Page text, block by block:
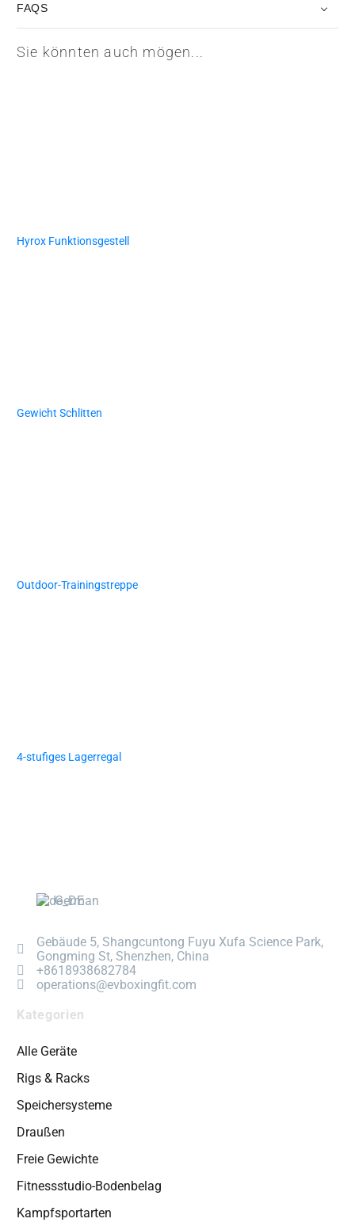
FAQS
Sie könnten auch mögen...
Hyrox Funktionsgestell
Gewicht Schlitten
Outdoor-Trainingstreppe
4-stufiges Lagerregal
German
Gebäude 5, Shangcuntong Fuyu Xufa Science Park,
Gongming St, Shenzhen, China
+8618938682784
operations@evboxingfit.com
Kategorien
Alle Geräte
Rigs & Racks
Speichersysteme
Draußen
Freie Gewichte
Fitnessstudio-Bodenbelag
Kampfsportarten